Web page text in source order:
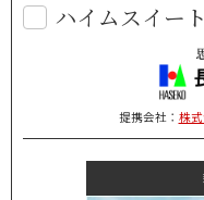
ハイムスイー
提携会社： 株